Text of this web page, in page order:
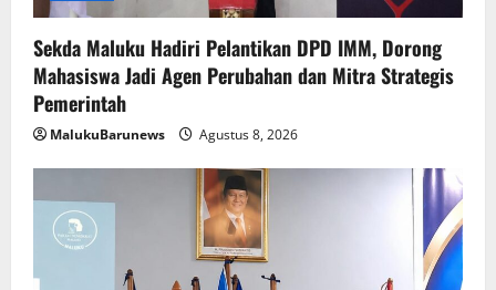
Sekda Maluku Hadiri Pelantikan DPD IMM, Dorong
Mahasiswa Jadi Agen Perubahan dan Mitra Strategis
Pemerintah
MalukuBarunews Agustus 8, 2026